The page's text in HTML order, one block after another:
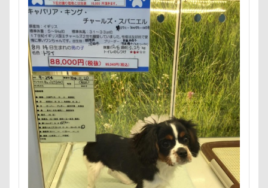
ハンナちゃん
ハンディモップ
ハロウィン
ハイローチェア
ハルニレテラス
ハルちゃん
ハニービー撮影会
ハニーちゃん
ハナちゃん
ハギーバディース
ハギレ
ハウススタジオMORGEN
ハウススタジオ
ハウス
スリーショット
スマホケース
イブ
キャバミー
キャバリアパッケージ
キャバリアスタンプ
キャバリアグッズ
キャバリアクラブ
キャバリアクッション
二等辺三角形
二度寝 予定
乳歯
乗鞍高原 主張
同胎兄弟
名刺入れ
ワンコ店内OK
富山環水公園
小太郎くん
射水市 寝顔
寝起き
寝相
寝床 寝坊助 富津市
富山県
富山湾
小布施町 富山市
富士見高原
富士見町
富士見公園
富士河口湖町
富士急ハイランド
富士吉田市
富士すばるランド
小布施ドッグラン
小春ちゃん
室内遊びレッスン